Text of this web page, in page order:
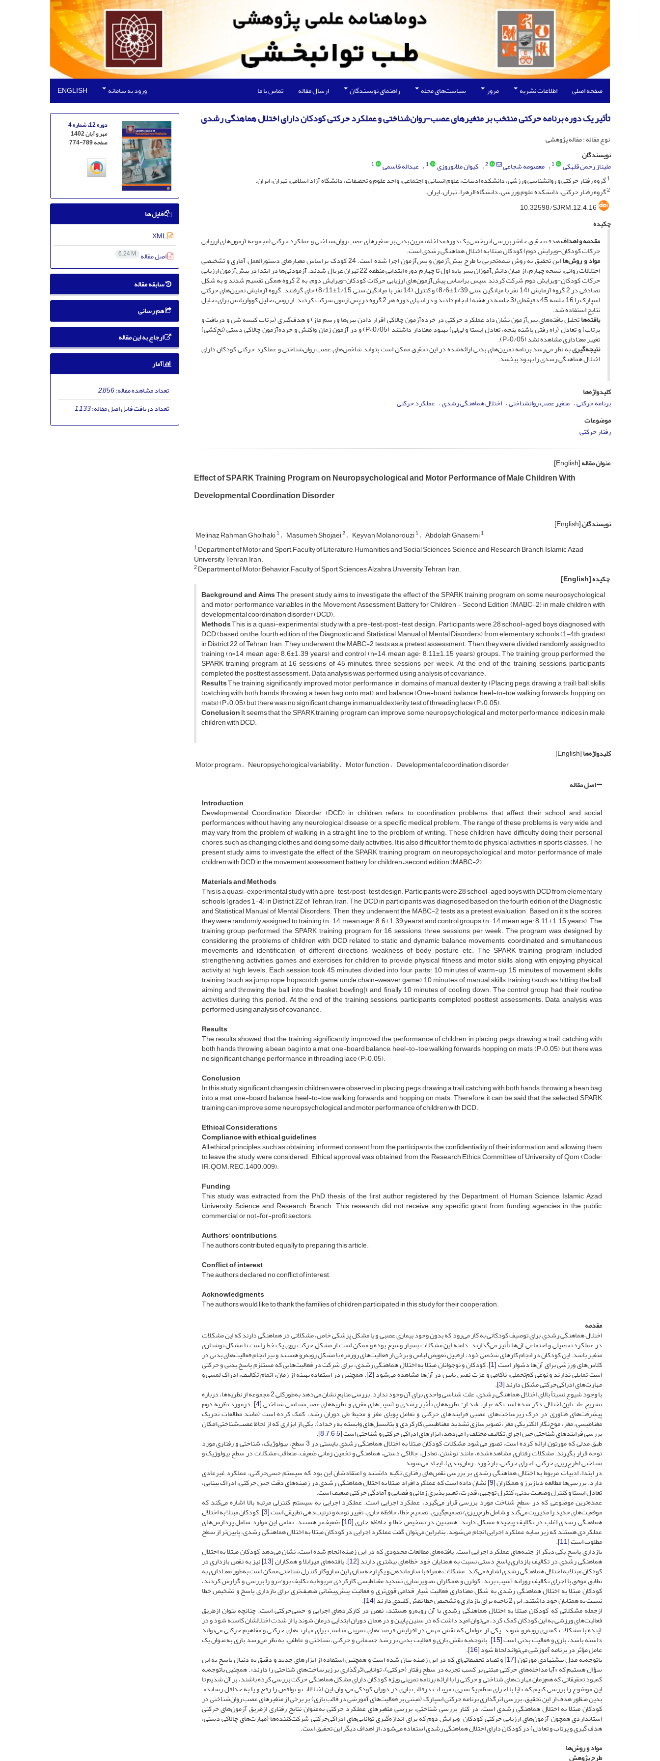
صفحه اصلی اطلاعات نشریه مرور سیاست‌های مجله راهنمای نویسندگان ارسال مقاله تماس با ما ورود به سامانه ENGLISH
تأثیر یک دوره برنامه حرکتی منتخب بر متغیرهای عصب‌-روان‌شناختی و عملکرد حرکتی کودکان دارای اختلال هماهنگی رشدی
نوع مقاله : مقاله پژوهشی
نویسندگان
ملیناز رحمن قلهکی
1 معصومه شجاعی 2 کیوان ملانوروزی 1 عبداله قاسمی
1
1گروه رفتار حرکتی و روانشناسی ورزشی، دانشکده ادبیات، علوم انسانی و اجتماعی، واحد علوم و تحقیقات، دانشگاه آزاد اسلامی، تهران، ایران.
2گروه رفتار حرکتی، دانشکده علوم ورزشی، دانشگاه الزهرا، تهران، ایران.
10.32598/SJRM.12.4.16
چکیده
مقدمه و اهدافهدف تحقیق حاضر بررسی اثر‌بخشی یک دوره مداخله تمرین بدنی بر متغیرهای عصب روان‌شناختی و عملکرد حرکتی (مجموعه آزمون‌های ارزیابی
حرکات کودکان-ویرایش دوم) کودکان مبتلا به اختلال هماهنگی رشدی است.
مواد و روش‌ها این تحقیق به روش نیمه‌تجربی با طرح پیش‌آزمون و پس‌آزمون اجرا شده است. 24 کودک بر‌اساس معیارهای دستورالعمل آماری و تشخیصی
اختلالات روانی، نسخه چهارم، از میان دانش‌آموزان پسر پایه اول تا چهارم دوره ابتدایی منطقه 22 تهران غربال شدند. آزمودنی‌ها در ابتدا در پیش‌آزمون ارزیابی
حرکات کودکان-ویرایش دوم شرکت کردند سپس بر‌اساس پیش‌آزمون‌های ارزیابی حرکات کودکان-ویرایش دوم، به 2 گروه همگن تقسیم شدند و به شکل
تصادفی در 2 گروه آزمایش (14 نفر با میانگین سنی 1/39±8/6) و کنترل (14 نفر با میانگین سنی 1/15±8/11) جای گرفتند. گروه آزمایش تمرین‌های حرکتی
اسپارک را 16 جلسه 45 دقیقه‌ای (3 جلسه در هفته) انجام دادند و در انتهای دوره هر 2 گروه در پس‌آزمون شرکت کردند. از روش تحلیل کوواریانس برای تحلیل
نتایج استفاده شد.
یافته‌هاتحلیل یافته‌های پس‌آزمون نشان داد عملکرد حرکتی در خرده‌آزمون چالاکی (قرار دادن پین‌ها و رسم ماز) و هدف‌گیری (پرتاب کیسه شن و دریافت و
پرتاب) و تعادل (راه رفتن پاشنه پنجه، تعادل ایستا و لی‌لی) بهبود معنادار داشتند (P<0/05) و در آزمون زمان واکنش و خرده‌آزمون چالاکی دستی (نخ‌کشی)
تغییر معناداری مشاهده نشد (P<0/05).
نتیجه‌گیریبه نظر می‌رسد برنامه تمرین‌های بدنی ارائه‌شده در این تحقیق ممکن است بتواند شاخص‌های عصب روان‌شناختی و عملکرد حرکتی کودکان دارای
اختلال هماهنگی رشدی را بهبود ببخشد.
کلیدواژه‌ها
برنامه حرکتی متغیر عصب روانشناختی اختلال هماهنگی رشدی عملکرد حرکتی
موضوعات
رفتار حرکتی
عنوان مقاله[English]
Effect of SPARK Training Program on Neuropsychological and Motor Performance of Male Children With
Developmental Coordination Disorder
نویسندگان[English]
Melinaz Rahman Gholhaki1 Masumeh Shojaei2 Keyvan Molanorouzi1 Abdolah Ghasemi1
1Department of Motor and Sport, Faculty of Literature, Humanities and Social Sciences, Science and Research Branch, Islamic Azad
University, Tehran, Iran.
2Department of Motor Behavior, Faculty of Sport Sciences Alzahra University, Tehran, Iran.
چکیده[English]
Background and AimsThe present study aims to investigate the effect of the SPARK training program on some neuropsychological
and motor performance variables in the Movement Assessment Battery for Children - Second Edition (MABC-2) in male children with
developmental coordination disorder (DCD).
MethodsThis is a quasi-experimental study with a pre-test/post-test design. Participants were 28 school-aged boys diagnosed with
DCD (based on the fourth edition of the Diagnostic and Statistical Manual of Mental Disorders) from elementary schools (1-4th grades)
in District 22 of Tehran, Iran. They underwent the MABC-2 tests as a pretest assessment. Then, they were divided randomly assigned to
training (n=14, mean age: 8.6±1.39 years) and control (n=14, mean age: 8.11±1.15 years) groups. The training group performed the
SPARK training program at 16 sessions of 45 minutes, three sessions per week. At the end of the training sessions, participants
completed the posttest assessment. Data analysis was performed using analysis of covariance.
ResultsThe training significantly improved motor performance in domains of manual dexterity (Placing pegs, drawing a trail), ball skills
(catching with both hands, throwing a bean bag onto mat), and balance (One-board balance, heel-to-toe walking forwards, hopping on
mats) (P<0.05), but there was no significant change in manual dexterity test of threading lace (P>0.05).
ConclusionIt seems that the SPARK training program can improve some neuropsychological and motor performance indices in male
children with DCD.
کلیدواژه‌ها[English]
Motor program Neuropsychological variability Motor function Developmental coordination disorder
اصل مقاله
Introduction
Developmental Coordination Disorder (DCD) in children refers to coordination problems that affect their school and social
performances without having any neurological disease or a specific medical problem. The range of these problems is very wide and
may vary from the problem of walking in a straight line to the problem of writing. These children have difficulty doing their personal
chores, such as changing clothes and doing some daily activities. It is also difficult for them to do physical activities in sports classes. The
present study aims to investigate the effect of the SPARK training program on neuropsychological and motor performance of male
children with DCD in the movement assessment battery for children – second edition (MABC-2).
Materials and Methods
This is a quasi-experimental study with a pre-test/post-test design. Participants were 28 school-aged boys with DCD from elementary
schools (grades 1-4) in District 22 of Tehran, Iran. The DCD in participants was diagnosed based on the fourth edition of the Diagnostic
and Statistical Manual of Mental Disorders. Then, they underwent the MABC-2 tests as a pretest evaluation. Based on it’s the scores,
they were randomly assigned to training (n=14, mean age: 8.6±1.39 years) and control groups (n=14, mean age: 8.11±1.15 years). The
training group performed the SPARK training program for 16 sessions, three sessions per week. The program was designed by
considering the problems of children with DCD related to static and dynamic balance movements, coordinated and simultaneous
movements and identification of different directions, weakness of body posture, etc. The SPARK training program included
strengthening activities, games, and exercises for children to provide physical fitness and motor skills, along with enjoying physical
activity at high levels. Each session took 45 minutes divided into four parts: 10 minutes of warm-up, 15 minutes of movement skills
training (such as jump rope, hopscotch game, uncle chain-weaver game), 10 minutes of manual skills training (such as hitting the ball,
aiming and throwing the ball into the basket, bowling|), and finally 10 minutes of cooling down. The control group had their routine
activities during this period. At the end of the training sessions, participants completed posttest assessments. Data analysis was
performed using analysis of covariance.
Results
The results showed that the training significantly improved the performance of children in placing pegs, drawing a trail, catching with
both hands, throwing a bean bag into a mat, one-board balance, heel-to-toe walking forwards, hopping on mats (P<0.05), but there was
no significant change performance in threading lace (P>0.05).
Conclusion
In this study, significant changes in children were observed in placing pegs, drawing a trail, catching with both hands, throwing a bean bag
into a mat, one-board balance, heel-to-toe walking forwards, and hopping on mats. Therefore, it can be said that the selected SPARK
training can improve some neuropsychological and motor performance of children with DCD.
Ethical Considerations
Compliance with ethical guidelines
All ethical principles such as obtaining informed consent from the participants, the confidentiality of their information, and allowing them
to leave the study, were considered. Ethical approval was obtained from the Research Ethics Committee of University of Qom (Code:
IR.QOM.REC.1400.009).
Funding
This study was extracted from the PhD thesis of the first author registered by the Department of Human Science, Islamic Azad
University, Science and Research Branch. This research did not receive any specific grant from funding agencies in the public,
commercial, or not-for-profit sectors.
Authors' contributions
The authors contributed equally to preparing this article.
Conflict of interest
The authors declared no conflict of interest.
Acknowledgments
The authors would like to thank the families of children participated in this study for their cooperation.
مقدمه
اختلال هماهنگی رشدی برای توصیف کودکانی به‌ کار می‌رود که بدون وجود بیماری عصبی و یا مشکل پزشکی خاص، مشکلاتی در هماهنگی دارند که این مشکلات
در عملکرد تحصیلی و اجتماعی آن‌ها تأثیر می‌گذارند. دامنه این مشکلات بسیار وسیع بوده و ممکن است از مشکل حرکت روی یک خط راست تا مشکل نوشتاری
متغیر باشد. این کودکان در انجام کارهای شخصی خود، ازقبیل تعویض لباس و برخی از فعالیت‌های روزمره با مشکل روبه‌رو هستند و نیز انجام فعالیت‌های بدنی در
کلاس‌های ورزشی برای آن‌ها دشوار است [1]. کودکان و نوجوانان مبتلا به اختلال هماهنگی رشدی، برای شرکت در فعالیت‌هایی که مستلزم پاسخ بدنی و حرکتی
است تمایلی ندارند و نوعی کم‌تحملی، ناکامی و عزت نفس پایین در آن‌ها مشاهده می‌شود [2]. همچنین در استفاده بهینه از زمان، اتمام تکالیف، ادراک لمسی و
مهارت‌های ادراکی‌حرکتی مشکل دارند [3
].
با وجود شیوع نسبتاً بالای اختلال هماهنگی رشدی، علت شناسی واحدی برای آن وجود ندارد. بررسی منابع نشان می‌دهد به‌طور‌کلی 2 مجموعه از نظریه‌ها، درباره
تشریح علت این اختلال ذکر شده است که عبارت‌اند از: نظریه‌های تأخیر رشدی و آسیب‌های مغزی و نظریه‌های عصب‌شناسی شناختی [4]. درمورد نظریه دوم
پیشرفت‌های فناوری در درک زیر‌ساخت‌های عصبی فرایند‌های حرکتی و تعامل پویای مغز و محیط طی دوران رشد، کمک کرده است (مانند مطالعات تحریک
مغناطیسی، مغز، موج‌نگار الکتریکی مغز‌، تصویرسازی تشدید مغناطیسی کارکردی و پتانسیل‌های وابسته به رخداد). یکی از ابزاری که از لحاظ عصب‌شناختی امکان
بررسی فرایندهای شناختی حین اجرای تکالیف مختلف را می‌دهد، ابزارهای ادراکی حرکتی و شناختی است [5
,
6
,
7
,
8
].
طبق مدلی که مورتون ارائه کرده است، تصور می‌شود مشکلات کودکان مبتلا به اختلال هماهنگی رشدی بایستی در 3 سطح، بیولوژیک، شناختی و رفتاری مورد
توجه قرار بگیرند. مشکلات رفتاری مشاهده‌شده، مانند نوشتن، تعادل، چالاکی دستی، هماهنگی و تخمین زمانی ضعیف، متعاقب مشکلات در سطح بیولوژیک و
شناختی (طرح‌ریزی حرکتی، اجرای حرکتی، بازخورد، زمان‌بندی)، ایجاد می‌شوند.
در ابتدا، ادبیات مربوط به اختلال هماهنگی رشدی بر بررسی نقص‌های رفتاری تکیه داشتند و اعتقادشان این بود که سیستم حسی‌حرکتی، عملکرد غیر‌عادی
دارد. بررسی‌ها مطالعه دیازپرز و همکاران [9] نشان داده است که عملکرد افراد مبتلا به اختلال هماهنگی رشدی در زمینه‌های دقت حس حرکتی، ادراک بینایی،
تعادل ایستا و کنترل وضعیت بدنی، کنترل توجهی، قدرت، تغییر‌پذیری زمانی و فضایی و آمادگی حرکتی ضعیف است.
عمده‌ترین موضوعی که در سطح شناخت مورد بررسی قرار می‌گیرد، عملکرد اجرایی است. عملکرد اجرایی به سیستم کنترلی مرتبه بالا اشاره می‌کند که
موقعیت‌های جدید را مدیریت می‌کند و شامل طرح‌ریزی/تصمیم‌گیری، تصحیح خطا، حافظه جاری، تغییر توجه و ترتیب‌دهی تطبیقی است [3]. کودکان مبتلا به اختلال
هماهنگی رشدی اغلب در تکالیف پیچیده مشکل دارند. همچنین در تشخیص خطا و حافظه جاری [10] ضعیف‌تر هستند. تمامی این موارد شامل پردازش‌های
عملکردی هستند که زیر سایه عملکرد اجرایی انجام می‌شوند. بنابراین می‌توان گفت عملکرد اجرایی در کودکان مبتلا به اختلال هماهنگی رشدی، پایین‌تر از سطح
مطلوب است [11
].
بازداری پاسخ یکی دیگر از جنبه‌های عملکرد اجرایی است. یافته‌های مطالعات محدودی که در این زمینه انجام شده است، نشان می‌دهد کودکان مبتلا به اختلال
هماهنگی رشدی در تکالیف بازداری پاسخ دستی نسبت به همتایان خود خطاهای بیشتری دارند [12]. یافته‌های میرابلا و همکاران [13] نیز به نقص بازداری در
کودکان مبتلا به اختلال هماهنگی رشدی اشاره می‌کند. مشکلات همراه با سازماندهی و یکپارچه‌سازی این سازوکار کنترل شناختی ممکن است به‌طور معناداری به
تطابق موفق با اجرای تکالیف روزانه آسیب بزند. کوئرن و همکاران تصویرسازی تشدید مغناطیسی کارکردی مربوط به تکلیف برو/نرو را بررسی و گزارش کردند،
کودکان مبتلا به اختلال هماهنگی رشدی به شکل معناداری فعالیت شیار قدامی قوی‌تری و فعالیت پیش‌پیشانی ضعیف‌تری برای بازداری پاسخ و تشخیص خطا
نسبت به همتایان خود داشتند. این 2 ناحیه برای بازداری و تشخیص خطا نقش کلیدی دارند [ 14
].
از‌جمله مشکلاتی که کودکان مبتلا به اختلال هماهنگی رشدی با آن روبه‌رو هستند، نقص در کارکردهای اجرایی و حسی‌حرکتی است. چنانچه بتوان از‌طریق
فعالیت‌‌های ورزشی به این کودکان کمک کرد، می‌توان امید داشت که در سنین پایین و در همان دوران ابتدایی درمان شوند یا از شدت اختلالشان کاسته شود و در
آینده با مشکلات کمتری روبه‌رو شوند. یکی از عواملی که نقش مهمی در افزایش فرصت‌های تمرینی مناسب برای مهارت‌های حرکتی و مفاهیم حرکتی می‌تواند
داشته باشد، بازی و فعالیت بدنی است [15]. با‌توجه‌به نقش بازی و فعالیت بدنی بر رشد جسمانی و حرکتی، شناختی و عاطفی، به نظر می‌رسد بازی به‌عنوان یک
عامل مؤثر در برنامه آموزشی می‌تواند لحاظ شود [16
].
با‌توجه‌به مدل پیشنهادی مورتون [17] و تضاد تحقیقاتی‌ای که در این زمینه بیان شده است و همچنین استفاده از ابزارهای جدید و دقیق به دنبال پاسخ به این
سؤال هستیم که «آیا مداخله‌های حرکتی مبتنی بر کسب تجربه در سطح رفتار (حرکتی)، توانایی اثرگذاری بر زیرساخت‌های شناختی را دارند». همچنین باتوجه‌به
کمبود تحقیقاتی که هم‌زمان مهارت‌های شناختی و حرکتی را با ارائه برنامه تمرینی ویژه کودکان دارای مشکل هماهنگی حرکت بررسی کرده باشند، بر آن شدیم تا
این موضوع را بررسی کنیم که «آیا با اجرای منظم یک‌سری تمرینات درقالب بازی در دوران کودکی می‌توان این اختلالات و نواقص را رفع و یا به حداقل رساند».
بدین منظور هدف از این تحقیق، بررسی اثر‌گذاری برنامه حرکتی اسپارک (مبتنی بر فعالیت‌های آموزشی در قالب بازی) بر برخی از متغیرهای عصب روان‌شناختی در
کودکان مبتلا به اختلال هماهنگی رشدی است. در کنار بررسی شناختی، بررسی متغیرهای عملکرد حرکتی به‌عنوان نتایج رفتاری ازطریق آزمون‌های حرکتی
استانداردی همچون آزمون‌های ارزیابی حرکتی کودکان-ویرایش دوم که برای اندازه‌گیری توانایی‌های ادراکی‌حرکتی شرکت‌کننده‌ها (مهارت‌های چالاکی دستی،
هدف گیری و پرتاب و تعادل) در کودکان دارای اختلال هماهنگی رشدی استفاده می‌شود، از اهداف دیگر این تحقیق است.
مواد و روش‌ها
طرح پژوهش
دوره 12، شماره 4
مهر و آبان 1402
صفحه774-789
فایل ها
XML
اصل مقاله 6.24 M
سابقه مقاله
هم رسانی
ارجاع به این مقاله
آمار
تعداد مشاهده مقاله:2,856
تعداد دریافت فایل اصل مقاله:1,133